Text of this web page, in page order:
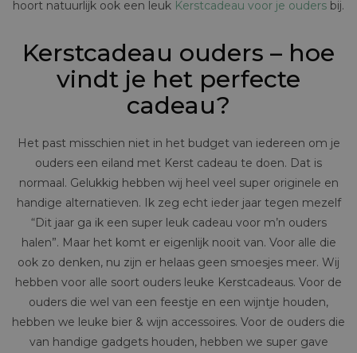
hoort natuurlijk ook een leuk Kerstcadeau voor je ouders bij.
Kerstcadeau ouders – hoe
vindt je het perfecte
cadeau?
Het past misschien niet in het budget van iedereen om je
ouders een eiland met Kerst cadeau te doen. Dat is
normaal. Gelukkig hebben wij heel veel super originele en
handige alternatieven. Ik zeg echt ieder jaar tegen mezelf
“Dit jaar ga ik een super leuk cadeau voor m’n ouders
halen”. Maar het komt er eigenlijk nooit van. Voor alle die
ook zo denken, nu zijn er helaas geen smoesjes meer. Wij
hebben voor alle soort ouders leuke Kerstcadeaus. Voor de
ouders die wel van een feestje en een wijntje houden,
hebben we leuke bier & wijn accessoires. Voor de ouders die
van handige gadgets houden, hebben we super gave